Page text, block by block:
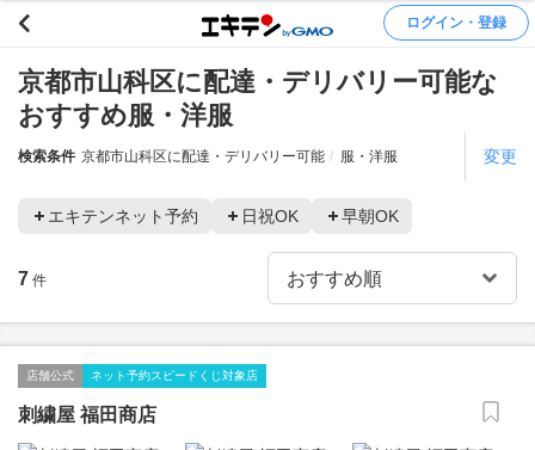
ログイン・登録
京都市山科区に配達・デリバリー可能な
おすすめ服・洋服
検索条件 京都市山科区に配達・デリバリー可能 服・洋服 変更
エキテンネット予約 日祝OK 早朝OK
7 件
店舗公式 ネット予約スピードくじ対象店
刺繍屋 福田商店